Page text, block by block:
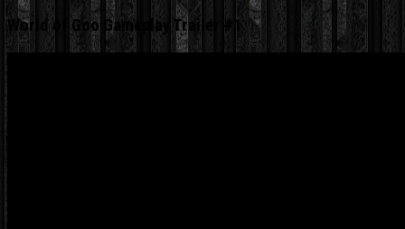
World of Goo Gameplay Trailer #1